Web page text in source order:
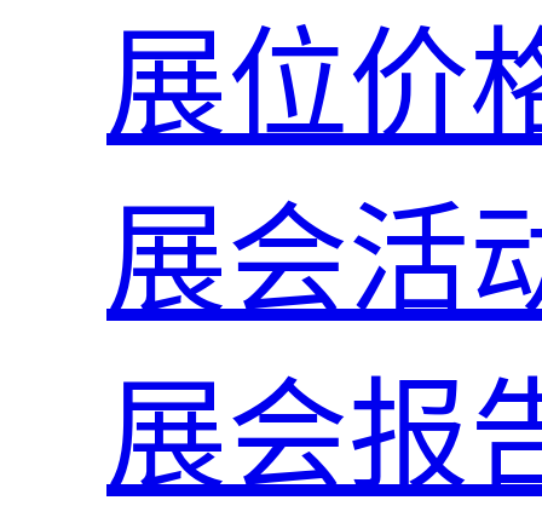
展位价
展会活
展会报